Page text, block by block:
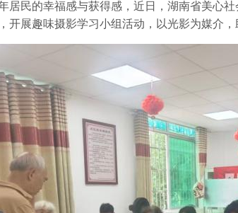
居民的幸福感与获得感，近日，湖南省美心
开展趣味摄影学习小组活动，以光影为媒介